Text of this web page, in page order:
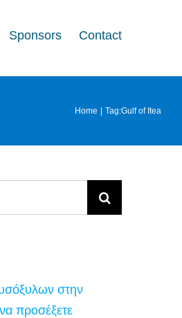
Sponsors Contact
Home Tag:Gulf of Itea
στην
προσέξετε